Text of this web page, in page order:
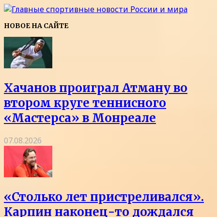
НОВОЕ НА САЙТЕ
Хачанов проиграл Атману во
втором круге теннисного
«Мастерса» в Монреале
07.08.2026
«Столько лет пристреливался».
Карпин наконец-то дождался